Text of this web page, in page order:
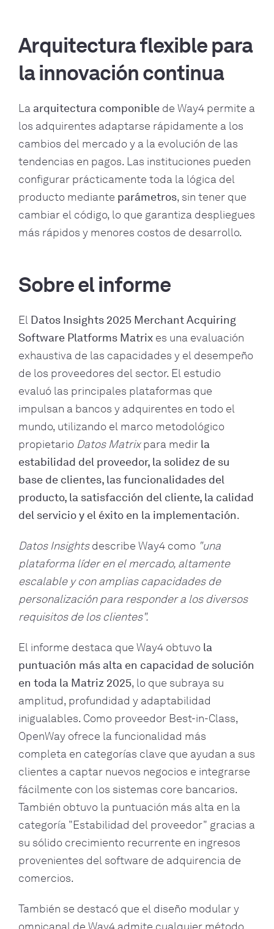
Arquitectura flexible para
la innovación continua
La arquitectura componible de Way4 permite a
los adquirentes adaptarse rápidamente a los
cambios del mercado y a la evolución de las
tendencias en pagos. Las instituciones pueden
configurar prácticamente toda la lógica del
producto mediante parámetros, sin tener que
cambiar el código, lo que garantiza despliegues
más rápidos y menores costos de desarrollo.
Sobre el informe
El Datos Insights 2025 Merchant Acquiring
Software Platforms Matrix es una evaluación
exhaustiva de las capacidades y el desempeño
de los proveedores del sector. El estudio
evaluó las principales plataformas que
impulsan a bancos y adquirentes en todo el
mundo, utilizando el marco metodológico
propietario Datos Matrix para medir la
estabilidad del proveedor, la solidez de su
base de clientes, las funcionalidades del
producto, la satisfacción del cliente, la calidad
del servicio y el éxito en la implementación.
Datos Insights describe Way4 como "una
plataforma líder en el mercado, altamente
escalable y con amplias capacidades de
personalización para responder a los diversos
requisitos de los clientes".
El informe destaca que Way4 obtuvo la
puntuación más alta en capacidad de solución
en toda la Matriz 2025, lo que subraya su
amplitud, profundidad y adaptabilidad
inigualables. Como proveedor Best-in-Class,
OpenWay ofrece la funcionalidad más
completa en categorías clave que ayudan a sus
clientes a captar nuevos negocios e integrarse
fácilmente con los sistemas core bancarios.
También obtuvo la puntuación más alta en la
categoría "Estabilidad del proveedor" gracias a
su sólido crecimiento recurrente en ingresos
provenientes del software de adquirencia de
comercios.
También se destacó que el diseño modular y